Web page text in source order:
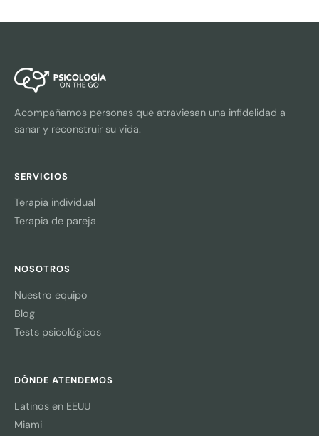
Acompañamos personas que atraviesan una infidelidad a
sanar y reconstruir su vida.
SERVICIOS
Terapia individual
Terapia de pareja
NOSOTROS
Nuestro equipo
Blog
Tests psicológicos
DÓNDE ATENDEMOS
Latinos en EEUU
Miami